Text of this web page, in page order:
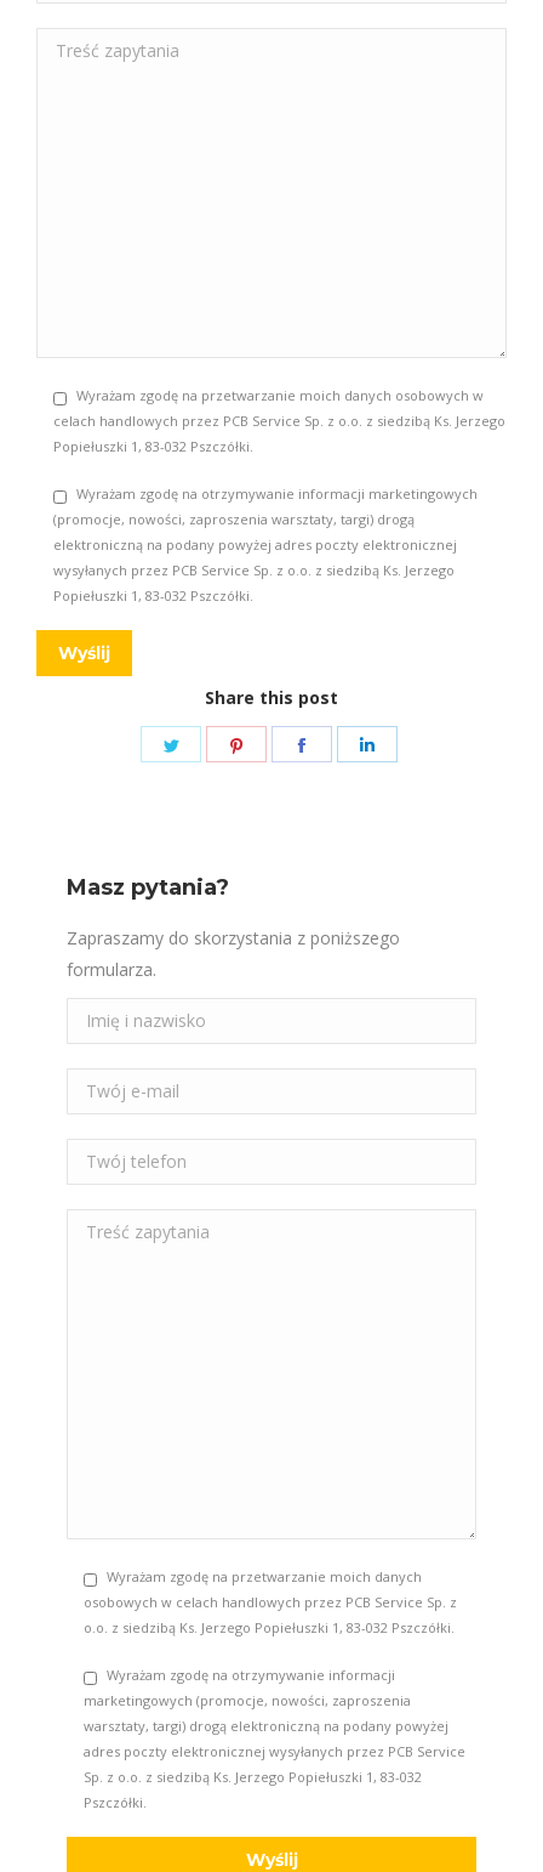
Wyrażam zgodę na przetwarzanie moich danych osobowych w
celach handlowych przez PCB Service Sp. z o.o. z siedzibą Ks. Jerzego
Popiełuszki 1, 83-032 Pszczółki.
Wyrażam zgodę na otrzymywanie informacji marketingowych
(promocje, nowości, zaproszenia warsztaty, targi) drogą
elektroniczną na podany powyżej adres poczty elektronicznej
wysyłanych przez PCB Service Sp. z o.o. z siedzibą Ks. Jerzego
Popiełuszki 1, 83-032 Pszczółki.
Share this post
Share
Share
Share
Masz pytania?
Zapraszamy do skorzystania z poniższego
formularza.
Wyrażam zgodę na przetwarzanie moich danych
osobowych w celach handlowych przez PCB Service Sp. z
o.o. z siedzibą Ks. Jerzego Popiełuszki 1, 83-032 Pszczółki.
Wyrażam zgodę na otrzymywanie informacji
marketingowych (promocje, nowości, zaproszenia
warsztaty, targi) drogą elektroniczną na podany powyżej
adres poczty elektronicznej wysyłanych przez PCB Service
Sp. z o.o. z siedzibą Ks. Jerzego Popiełuszki 1, 83-032
Pszczółki.